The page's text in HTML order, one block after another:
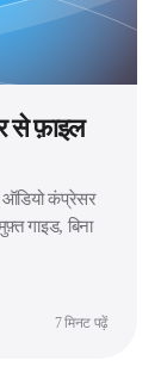
से फ़ाइल
कंप्रेसर
गाइड, बिना
7 मिनट पढ़ें